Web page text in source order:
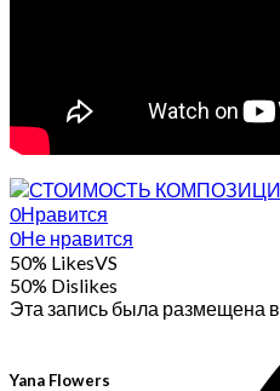
0Нравится
0Не нравится
50% LikesVS
50% Dislikes
Эта запись была размещена в
Yana Flowers